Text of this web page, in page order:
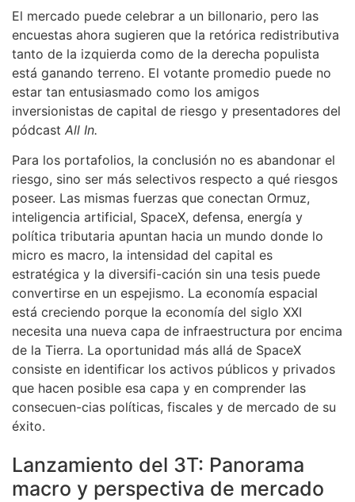
El mercado puede celebrar a un billonario, pero las
encuestas ahora sugieren que la retórica redistributiva
tanto de la izquierda como de la derecha populista
está ganando terreno. El votante promedio puede no
estar tan entusiasmado como los amigos
inversionistas de capital de riesgo y presentadores del
pódcast All In.
Para los portafolios, la conclusión no es abandonar el
riesgo, sino ser más selectivos respecto a qué riesgos
poseer. Las mismas fuerzas que conectan Ormuz,
inteligencia artificial, SpaceX, defensa, energía y
política tributaria apuntan hacia un mundo donde lo
micro es macro, la intensidad del capital es
estratégica y la diversifi-cación sin una tesis puede
convertirse en un espejismo. La economía espacial
está creciendo porque la economía del siglo XXI
necesita una nueva capa de infraestructura por encima
de la Tierra. La oportunidad más allá de SpaceX
consiste en identificar los activos públicos y privados
que hacen posible esa capa y en comprender las
consecuen-cias políticas, fiscales y de mercado de su
éxito.
Lanzamiento del 3T: Panorama
macro y perspectiva de mercado